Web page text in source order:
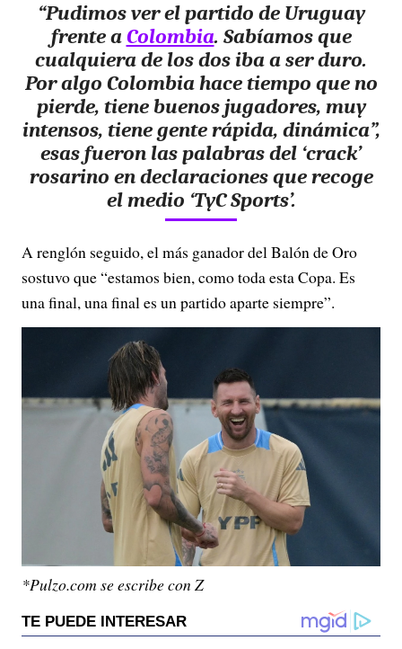
“Pudimos ver el partido de Uruguay
frente aColombia. Sabíamos que
cualquiera de los dos iba a ser duro.
Por algo Colombia hace tiempo que no
pierde, tiene buenos jugadores, muy
intensos, tiene gente rápida, dinámica”,
esas fueron las palabras del ‘crack’
rosarino en declaraciones que recoge
el medio ‘TyC Sports’.
A renglón seguido, el más ganador del Balón de Oro
sostuvo que “estamos bien, como toda esta Copa. Es
una final, una final es un partido aparte siempre”.
*Pulzo.com se escribe con Z